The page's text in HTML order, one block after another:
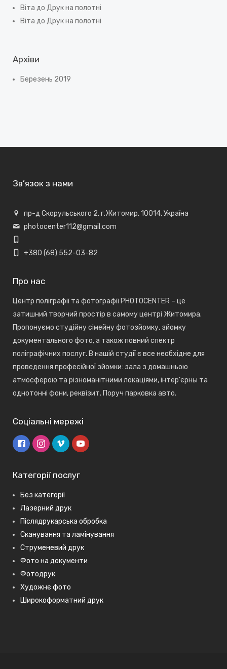
Віта до Друк на полотні
Віта до Друк на полотні
Архіви
Березень 2019
Зв’язок з нами
пр-д Скорульського 2, г.Житомир, 10014, Україна
photocenter112@gmail.com
+380 (68) 552-03-82
Про нас
Центр поліграфії та фотографії PHOTOCENTER – це
затишний творчий простір в самому центрі Житомира.
Пропонуємо студійну сімейну фотозйомку, зйомку
документального фото, а також повний спектр
поліграфічних послуг. В нашій студії є все необхідне для
проведення професійної зйомки: зала з домашньою
атмосферою та різноманітними локаціями, інтер’єрны та
однотонні фони, реквізит. Поруч парковка авто.
Соціальні мережі
Категорії послуг
Без категорії
Лазерний друк
Післядрукарська обробка
Сканування та ламінування
Струменевий друк
Фото на документи
Фотодрук
Художнє фото
Широкоформатний друк